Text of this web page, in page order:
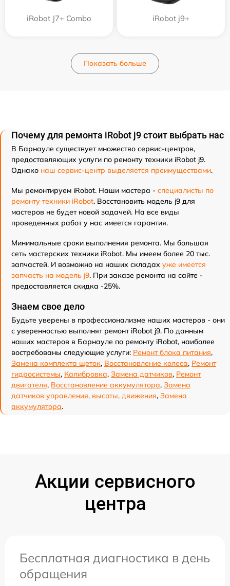
iRobot J7+ Combo iRobot j9+
Показать больше
Почему для ремонта iRobot j9 стоит выбрать нас
В Барнауле существует множество сервис-центров,
предоставляющих услуги по ремонту техники iRobot j9.
Однако наш сервис-центр выделяется преимуществами.
Мы ремонтируем iRobot. Наши мастера - специалисты по
ремонту техники iRobot. Восстановить модель j9 для
мастеров не будет новой задачей. На все виды
проведенных работ у нас имеется гарантия.
Минимальные сроки выполнения ремонта. Мы большая
сеть мастерских техники iRobot. Мы имеем более 20 тыс.
запчастей. И возможно на наших складах уже имеется
запчасть на модель j9. При заказе ремонта на сайте -
предоставляется скидка -25%.
Знаем свое дело
Будьте уверены в профессионализме наших мастеров - они
с уверенностью выполнят ремонт iRobot j9. По данным
наших мастеров в Барнауле по ремонту iRobot, наиболее
востребованы следующие услуги: Ремонт блока питания,
Замена комплекта щеток, Восстановление колеса, Ремонт
гидросистемы, Калибровка, Замена датчиков, Ремонт
двигателя, Восстановление аккумулятора, Замена
датчиков управления, высоты, движения, Замена
аккумулятора.
Акции сервисного
центра
Бесплатная диагностика в день
обращения